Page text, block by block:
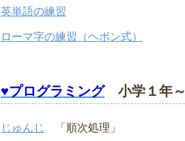
英単語の練習
ローマ字の練習（ヘボン式）
♥プログラミング小学１年～
じゅんじ 「順次処理」